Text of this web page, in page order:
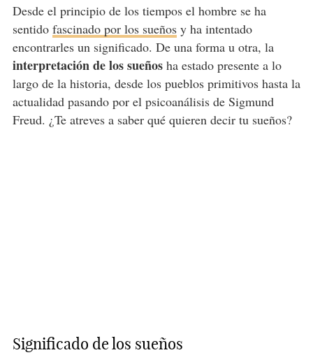
Desde el principio de los tiempos el hombre se ha
sentido fascinado por los sueñosy ha intentado
encontrarles un significado. De una forma u otra, la
interpretación de los sueñosha estado presente a lo
largo de la historia, desde los pueblos primitivos hasta la
actualidad pasando por el psicoanálisis de Sigmund
Freud. ¿Te atreves a saber qué quieren decir tu sueños?
Significado de los sueños